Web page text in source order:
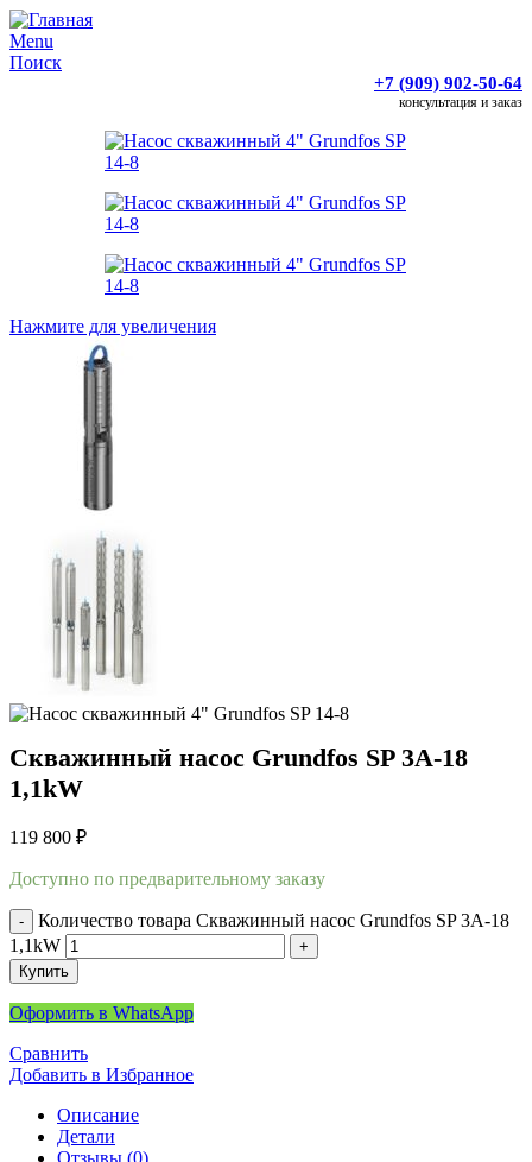
Menu
Поиск
+7 (909) 902-50-64
консультация и заказ
Нажмите для увеличения
Скважинный насос Grundfos SP 3A-18
1,1kW
119 800 ₽
Доступно по предварительному заказу
Количество товара Скважинный насос Grundfos SP 3A-18
1,1kW
Купить
Оформить в WhatsApp
Сравнить
Добавить в Избранное
Описание
Детали
Отзывы (0)